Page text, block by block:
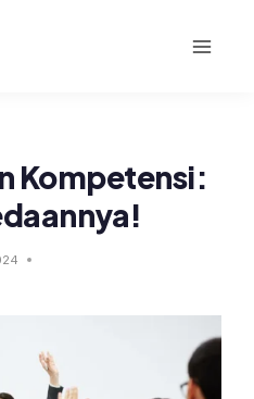
Kompetensi: